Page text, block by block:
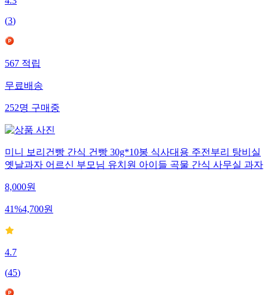
4.3
(3)
567적립
무료배송
252명구매중
미니 보리건빵 간식 건빵 30g*10봉 식사대용 주전부리 탕비실
옛날과자 어르신 부모님 유치원 아이들 곡물 간식 사무실 과자
8,000원
41%4,700원
4.7
(45)